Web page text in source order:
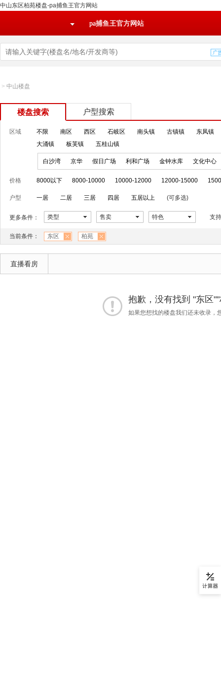
中山东区柏苑楼盘-pa捕鱼王官方网站
pa捕鱼王官方网站
> 中山楼盘
楼盘搜索 户型搜索
区域 不限 南区 西区 石岐区 南头镇 古镇镇
东凤镇
大涌镇
板芙镇 五桂山镇
白沙湾 京华 假日广场 利和广场 金钟水库 文化中心
价格 8000以下 8000-10000 10000-12000 12000-15000
户型 一居 二居 三居 四居 五居以上 (可多选)
更多条件： 类型 售卖 特色 支
当前条件： 东区 柏苑
直播看房
抱歉，没有找到 "东区
如果您想找的楼盘我们还未收录，